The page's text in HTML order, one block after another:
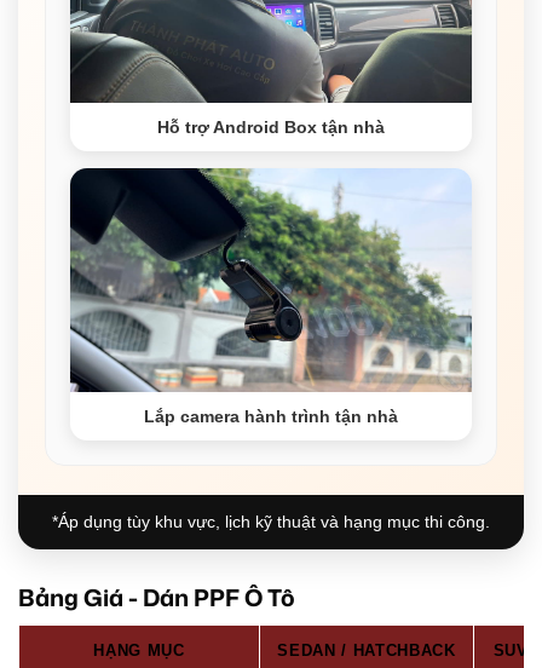
Hỗ trợ Android Box tận nhà
Lắp camera hành trình tận nhà
*Áp dụng tùy khu vực, lịch kỹ thuật và hạng mục thi công.
Bảng Giá - Dán PPF Ô Tô
HẠNG MỤC SEDAN / HATCHBACK SUV